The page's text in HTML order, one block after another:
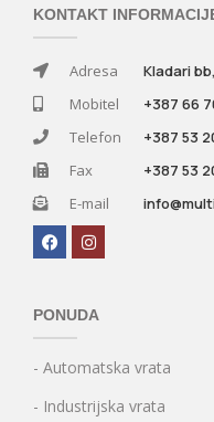
KONTAKT
Adresa
Kladari
Mobitel
+387 66
Telefon
+387 53
Fax
+387 53
E-mail
PONUDA
- Automatska vrata
- Industrijska vrata